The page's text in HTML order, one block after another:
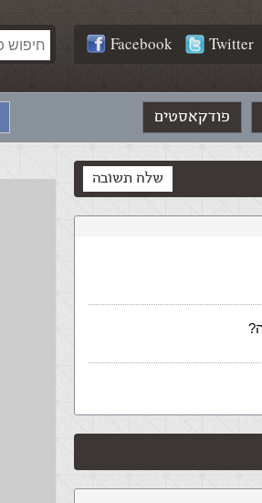
Facebook Twitter
פודקאסטים
שלח תשובה